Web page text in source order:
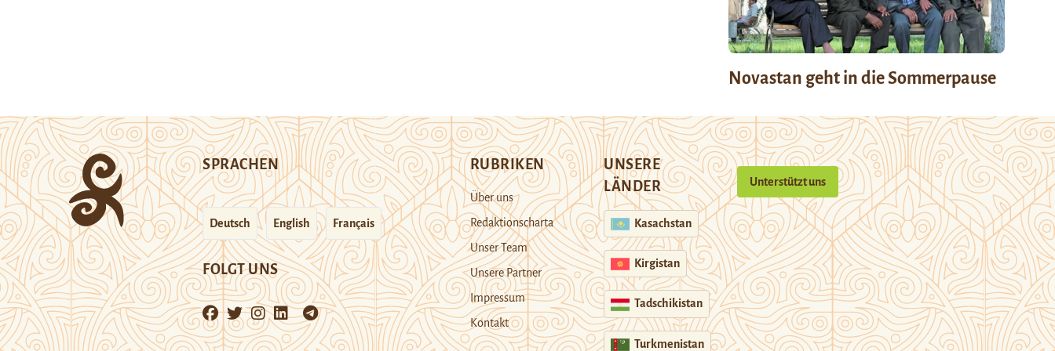
Novastan geht in die Sommerpause
SPRACHEN
Deutsch English Français
FOLGT UNS
RUBRIKEN
Über uns
Redaktionscharta
Unser Team
Unsere Partner
Impressum
Kontakt
UNSERE
LÄNDER
Kasachstan
Kirgistan
Tadschikistan
Turkmenistan
Unterstützt uns